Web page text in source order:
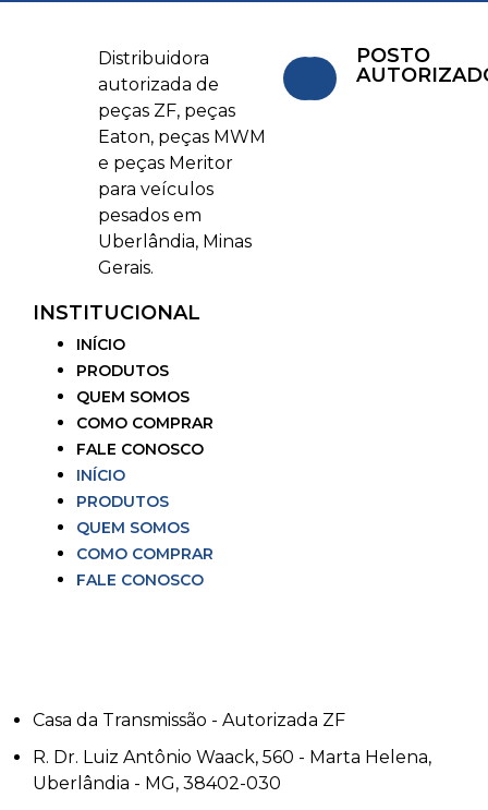
Distribuidora
autorizada de
peças ZF, peças
Eaton, peças MWM
e peças Meritor
para veículos
pesados em
Uberlândia, Minas
Gerais.
POSTO
INSTITUCIONAL
INÍCIO
PRODUTOS
QUEM SOMOS
COMO COMPRAR
FALE CONOSCO
INÍCIO
PRODUTOS
QUEM SOMOS
COMO COMPRAR
FALE CONOSCO
Casa da Transmissão - Autorizada ZF
R. Dr. Luiz Antônio Waack, 560 - Marta Helena,
Uberlândia - MG, 38402-030